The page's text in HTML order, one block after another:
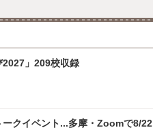
2027」209校収録
ークイベント...多摩・Zoomで8/22